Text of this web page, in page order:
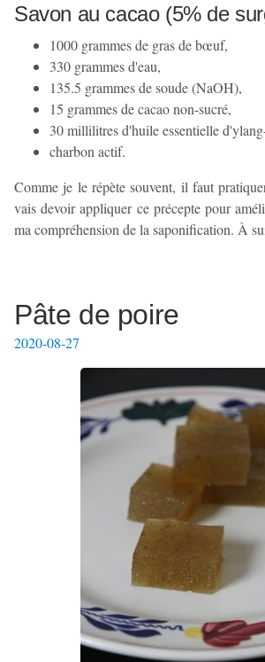
Savon au cacao (5% de
1000 grammes de gras de bœuf,
330 grammes d'eau,
135.5 grammes de soude (NaOH),
15 grammes de cacao non-sucré,
30 millilitres d'huile essentielle
charbon actif.
Comme je le répète souvent, il faut
vais devoir appliquer ce précepte pour
ma compréhension de la saponification. À
Pâte de poire
2020-08-27